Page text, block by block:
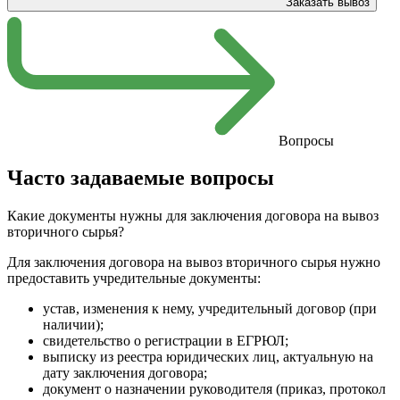
Вопросы
Часто задаваемые вопросы
Какие документы нужны для заключения договора на вывоз
вторичного сырья?
Для заключения договора на вывоз вторичного сырья нужно
предоставить учредительные документы:
устав, изменения к нему, учредительный договор (при
наличии);
свидетельство о регистрации в ЕГРЮЛ;
выписку из реестра юридических лиц, актуальную на
дату заключения договора;
документ о назначении руководителя (приказ, протокол